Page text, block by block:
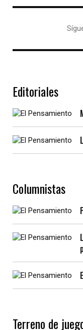
Editoriales
Columnistas
Terreno de